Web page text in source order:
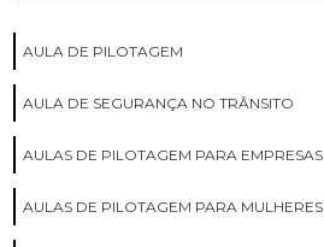
AULA DE PILOTAGEM
AULA DE SEGURANÇA NO TRÂNSITO
AULAS DE PILOTAGEM PARA EMPRESAS
AULAS DE PILOTAGEM PARA MULHERES